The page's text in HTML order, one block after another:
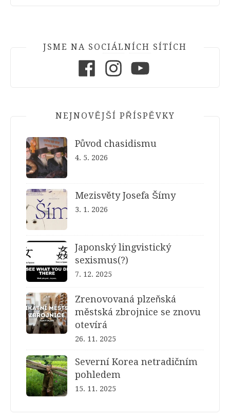
JSME NA SOCIÁLNÍCH SÍTÍCH
NEJNOVĚJŠÍ PŘÍSPĚVKY
Původ chasidismu
4. 5. 2026
Mezisvěty Josefa Šímy
3. 1. 2026
Japonský lingvistický
sexismus(?)
7. 12. 2025
Zrenovovaná plzeňská
městská zbrojnice se znovu
otevírá
26. 11. 2025
Severní Korea netradičním
pohledem
15. 11. 2025